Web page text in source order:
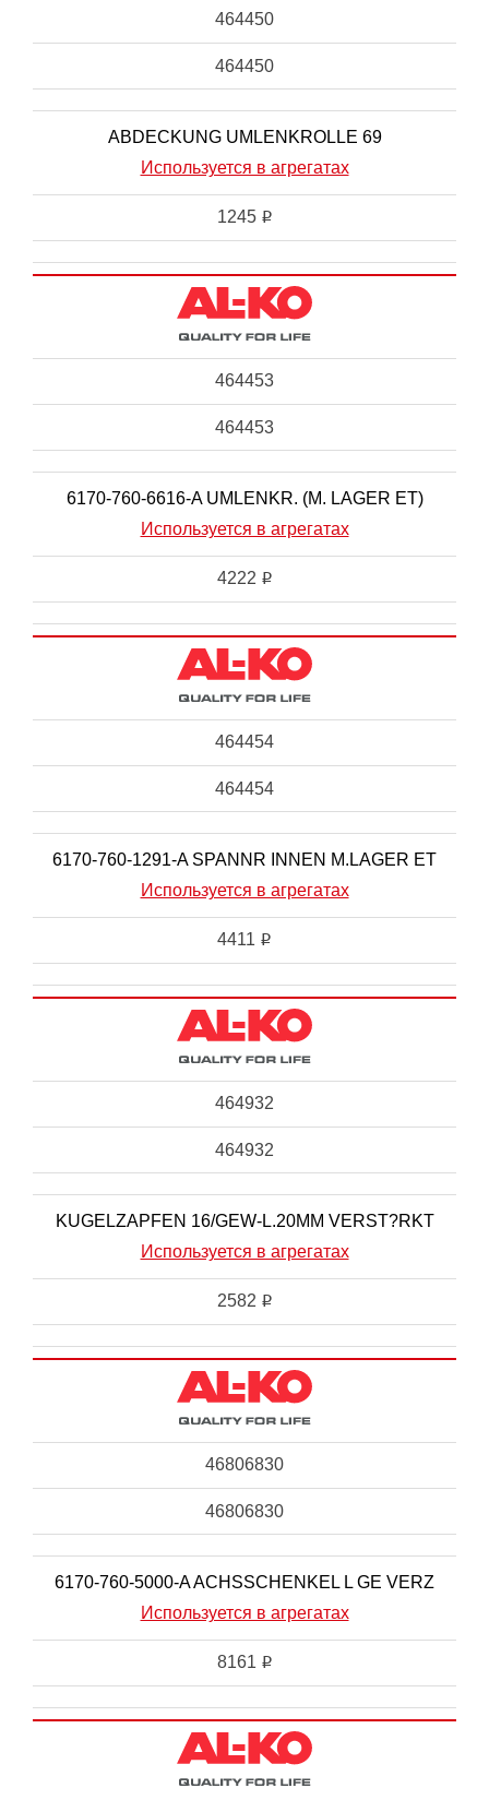
464450
464450
ABDECKUNG UMLENKROLLE 69
Используется в агрегатах
1245 i
464453
464453
6170-760-6616-A UMLENKR. (M. LAGER ET)
Используется в агрегатах
4222 i
464454
464454
6170-760-1291-A SPANNR INNEN M.LAGER ET
Используется в агрегатах
4411 i
464932
464932
KUGELZAPFEN 16/GEW-L.20MM VERST?RKT
Используется в агрегатах
2582 i
46806830
46806830
6170-760-5000-A ACHSSCHENKEL L GE VERZ
Используется в агрегатах
8161 i